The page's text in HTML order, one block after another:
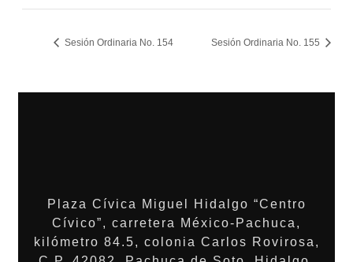
Sesión Ordinaria No. 154 Sesión Ordinaria No. 155
Plaza Cívica Miguel Hidalgo “Centro
Cívico”, carretera México-Pachuca,
kilómetro 84.5, colonia Carlos Rovirosa,